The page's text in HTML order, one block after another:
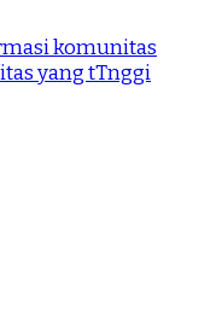
– Informasi
Penderita